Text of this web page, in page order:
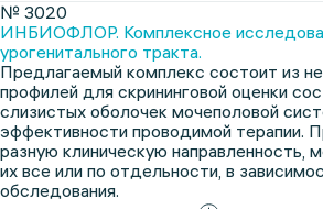
№ 3020
ИНБИОФЛОР. Комплексное
урогенитального тракта.
Предлагаемый комплекс состоит из
профилей для скрининговой оценки
слизистых оболочек мочеполовой
эффективности проводимой терапии.
разную клиническую направленность,
их все или по отдельности, в
обследования.